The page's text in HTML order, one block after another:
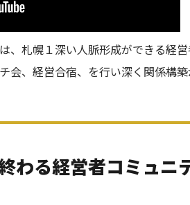
、札幌１深い人脈形成ができる経
会、経営合宿、を行い深く関係構
わる経営者コミュニ